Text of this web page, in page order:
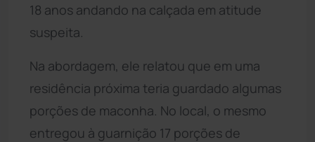
18 anos andando na calçada em atitude
suspeita.
Na abordagem, ele relatou que em uma
residência próxima teria guardado algumas
porções de maconha. No local, o mesmo
entregou à guarnição 17 porções de